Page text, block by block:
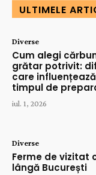
ULTIMELE
Diverse
Cum alegi
grătar potrivit:
care
timpul de
iul. 1, 2026
Diverse
Ferme de vizitat
lângă București